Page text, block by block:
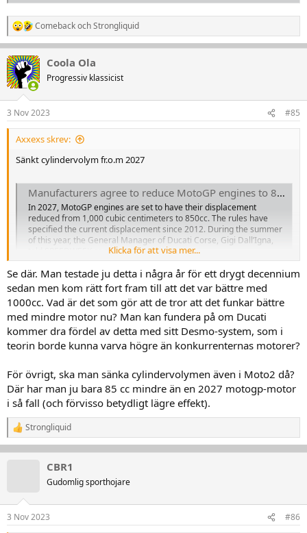
R
e
a
k
t
i
e
r
ComebackochStrongliquid
Coola Ola
Progressiv klassicist
3 Nov 2023 #85
Axxexs skrev:
Sänkt cylindervolym fr.o.m 2027
Manufacturers agree to reduce MotoGP engines to 850cc
In 2027, MotoGP engines are set to have their displacement
reduced from 1,000 cubic centimeters to 850cc. The rules have
specified the current displacement since 2012. During the summer
of this year, the General Manager of Ducati Corse, Gigi Dall’Igna,
told SPEEDWEEK.com that only two...
motorcyclesports.net
Klicka för att visa mer...
Se där. Man testade ju detta i några år för ett drygt decennium
sedan men kom rätt fort fram till att det var bättre med
1000cc. Vad är det som gör att de tror att det funkar bättre
med mindre motor nu? Man kan fundera på om Ducati
kommer dra fördel av detta med sitt Desmo-system, som i
teorin borde kunna varva högre än konkurrenternas motorer?
För övrigt, ska man sänka cylindervolymen även i Moto2 då?
Där har man ju bara 85 cc mindre än en 2027 motogp-motor
i så fall (och förvisso betydligt lägre effekt).
R
e
a
n
e
r
Strongliquid
CBR1
Gudomlig sporthojare
3 Nov 2023 #86